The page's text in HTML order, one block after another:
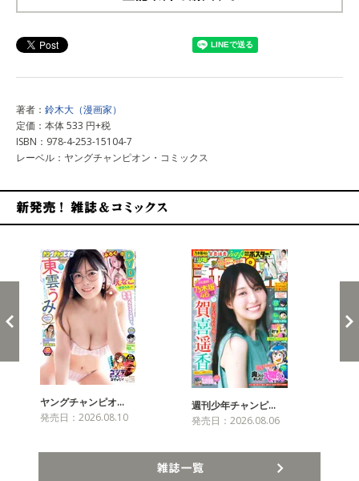
著者： 鈴木大（漫画家）
定価：本体 533 円+税
ISBN：978-4-253-15104-7
レーベル：ヤングチャンピオン・コミックス
ヤングチャンピオ…
発売日：2026.08.10
週刊少年チャンピ…
発売日：2026.08.06